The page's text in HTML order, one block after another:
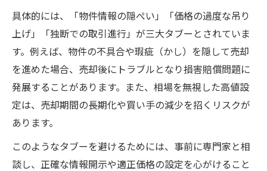
具体的には、「物件情報の隠ぺい」「価格の過度な吊り
上げ」「独断での取引進行」が三大タブーとされていま
す。例えば、物件の不具合や瑕疵（かし）を隠して売却
を進めた場合、売却後にトラブルとなり損害賠償問題に
発展することがあります。また、相場を無視した高値設
定は、売却期間の長期化や買い手の減少を招くリスクが
あります。
このようなタブーを避けるためには、事前に専門家と相
談し、正確な情報開示や適正価格の設定を心がけること